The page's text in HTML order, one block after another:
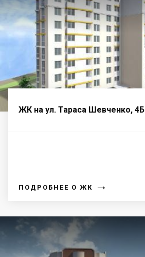
ЖК на ул. Тараса Шевченко, 4Б
ПОДРОБНЕЕ О ЖК →